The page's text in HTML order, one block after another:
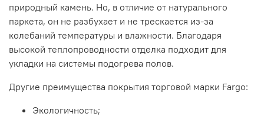
природный камень. Но, в отличие от натурального
паркета, он не разбухает и не трескается из-за
колебаний температуры и влажности. Благодаря
высокой теплопроводности отделка подходит для
укладки на системы подогрева полов.
Другие преимущества покрытия торговой марки Fargo:
Экологичность;